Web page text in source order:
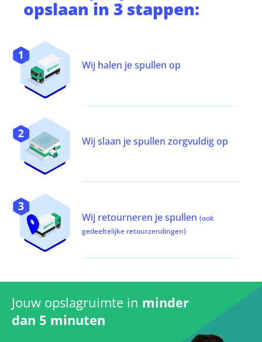
opslaan in 3 stappen:
Wij halen je spullen op
Wij slaan je spullen zorgvuldig op
Wij retourneren je spullen (ook
gedeeltelijke retourzendingen)
Jouw opslagruimte in minder
dan 5 minuten